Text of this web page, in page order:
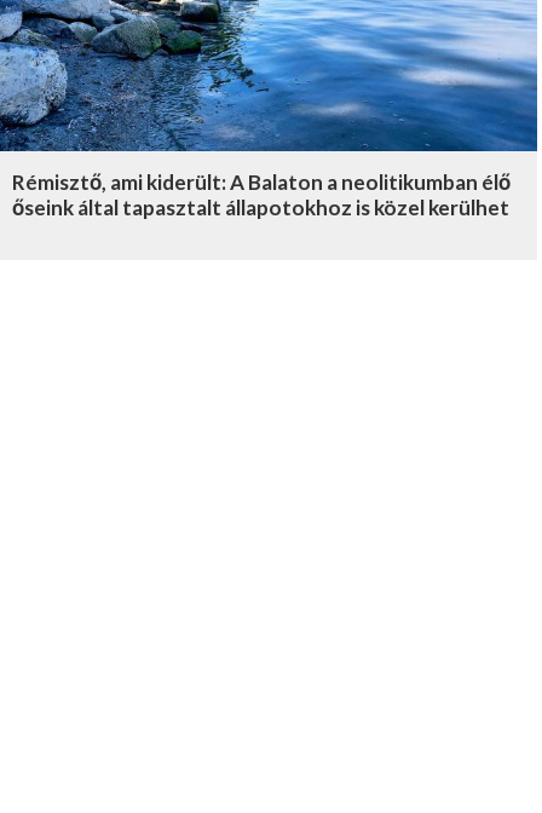
Rémisztő, ami kiderült: A Balaton a neolitikumban élő
őseink által tapasztalt állapotokhoz is közel kerülhet